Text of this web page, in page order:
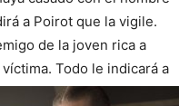
a Poirot que la vigile.
de la joven rica a
Todo le indicará a